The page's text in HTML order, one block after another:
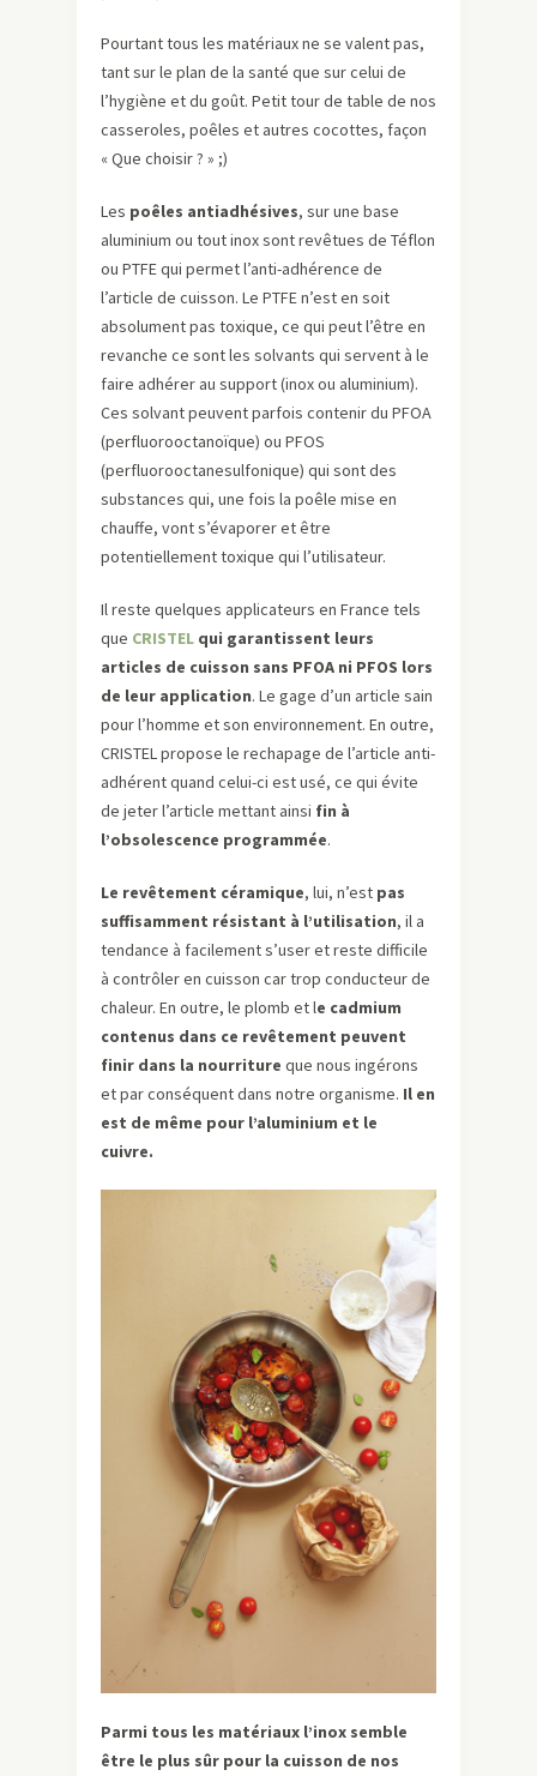
Pourtant tous les matériaux ne se valent pas,
tant sur le plan de la santé que sur celui de
l’hygiène et du goût. Petit tour de table de nos
casseroles, poêles et autres cocottes, façon
« Que choisir ? » ;)
Les poêles antiadhésives, sur une base
aluminium ou tout inox sont revêtues de Téflon
ou PTFE qui permet l’anti-adhérence de
l’article de cuisson. Le PTFE n’est en soit
absolument pas toxique, ce qui peut l’être en
revanche ce sont les solvants qui servent à le
faire adhérer au support (inox ou aluminium).
Ces solvant peuvent parfois contenir du PFOA
(perfluorooctanoïque) ou PFOS
(perfluorooctanesulfonique) qui sont des
substances qui, une fois la poêle mise en
chauffe, vont s’évaporer et être
potentiellement toxique qui l’utilisateur.
Il reste quelques applicateurs en France tels
que CRISTEL qui garantissent leurs
articles de cuisson sans PFOA ni PFOS lors
de leur application. Le gage d’un article sain
pour l’homme et son environnement. En outre,
CRISTEL propose le rechapage de l’article anti-
adhérent quand celui-ci est usé, ce qui évite
de jeter l’article mettant ainsi fin à
l’obsolescence programmée.
Le revêtement céramique, lui, n’est pas
suffisamment résistant à l’utilisation, il a
tendance à facilement s’user et reste difficile
à contrôler en cuisson car trop conducteur de
chaleur. En outre, le plomb et le cadmium
contenus dans ce revêtement peuvent
finir dans la nourriture que nous ingérons
et par conséquent dans notre organisme. Il en
est de même pour l’aluminium et le
cuivre.
Parmi tous les matériaux l’inox semble
être le plus sûr pour la cuisson de nos